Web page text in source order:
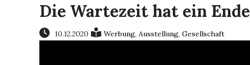
Die Wartezeit hat ein Ende
10.12.2020 Werbung, Ausstellung, Gesellschaft